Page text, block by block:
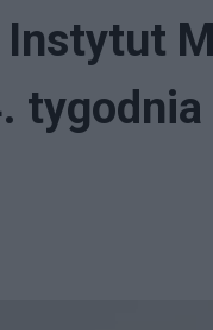
tygodnia